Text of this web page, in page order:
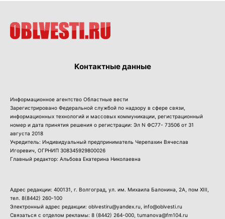
Контактные данные
Информационное агентство Областные вести
Зарегистрировано Федеральной службой по надзору в сфере связи,
информационных технологий и массовых коммуникации, регистрационный
номер и дата принятия решения о регистрации: Эл N ФС77- 73506 от 31
августа 2018
Учредитель: Индивидуальный предприниматель Черепахин Вячеслав
Игоревич, ОГРНИП 308345929800026
Главный редактор: Альбова Екатерина Николаевна
Адрес редакции: 400131, г. Волгоград, ул. им. Михаила Балонина, 2А, пом XIII,
тел. 8(8442) 260-100
Электронный адрес редакции: oblvestiru@yandex.ru, info@oblvesti.ru
Связаться с отделом рекламы: 8 (8442) 264-000 , tumanova@fm104.ru